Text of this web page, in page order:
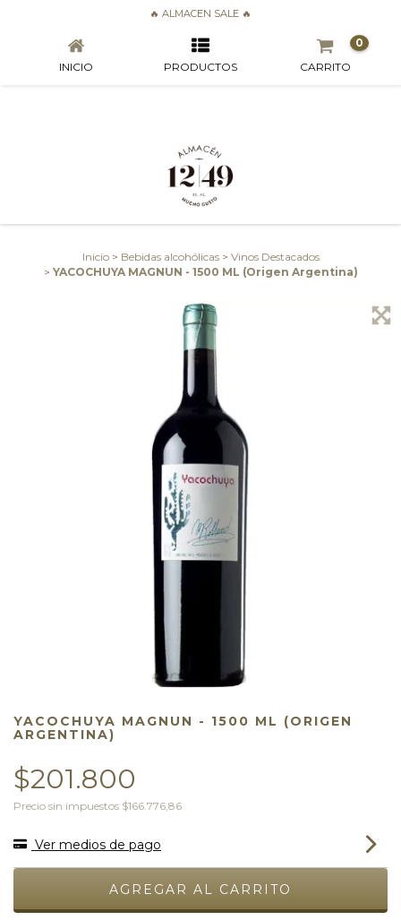
🔥 ALMACEN SALE 🔥
INICIO PRODUCTOS CARRITO
0
Inicio > Bebidas alcohólicas > Vinos Destacados
> YACOCHUYA MAGNUN - 1500 ML (Origen Argentina)
YACOCHUYA MAGNUN - 1500 ML (ORIGEN
ARGENTINA)
$201.800
Precio sin impuestos $166.776,86
Ver medios de pago